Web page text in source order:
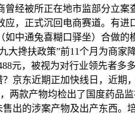
经被所正在地市监部分立
，正式沉回电商赛道。有
中通兔喜糊口驿坐）合做
大搀扶政策”前11个月为商家
元，被视为对行业领先者
京东近期正加快线日，近
两款产物均检出了国度药品
售出的涉案产物及出产东西